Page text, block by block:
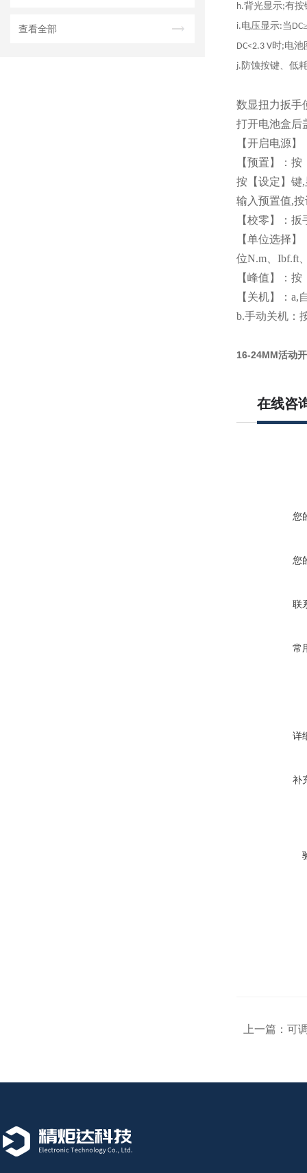
查看全部
h.背光显示;有按
i.电压显示:当 DC
DC<2.3 V时;电池
j. 防蚀按键、低
数显扭力扳手
打开电池盒后
【开启电源
【预置】：
按【设定】键
输入预置值,
【校零】：
【单位选择
位N.m、Ibf.ft
【峰值】：
【关机】：
b.手动关机：
16-24MM活动
在线咨
您
您
联
常
详
补
上一篇： 可